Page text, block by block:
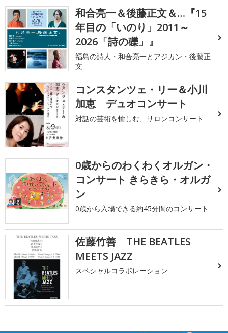
和合亮一＆後藤正文＆…『15
年目の「いのり」2011～
2026「詩の礫」』
福島の詩人・和合亮一とアジカン・後藤正
文
コンスタンツェ・リー＆小川
加恵 デュオコンサート
対話の芸術を愉しむ、サロンコンサート
0歳からのわくわくオルガン・
コンサート きらきら・オルガ
ン
0歳から入場できる約45分間のコンサート
佐藤竹善 THE BEATLES
MEETS JAZZ
スペシャルコラボレーション